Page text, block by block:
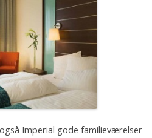
Imperial gode familieværelser